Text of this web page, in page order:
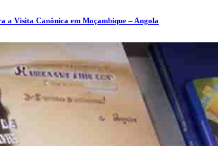
a Visita Canônica em Moçambique – Angola